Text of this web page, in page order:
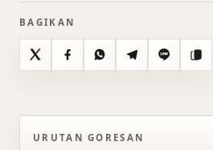
BAGIKAN
X FacebookWhatsAppTelegramLine Salin
URUTAN GORESAN